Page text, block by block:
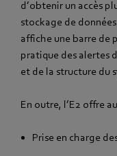
d’obtenir un accès
stockage de
affiche une barre de
pratique des alertes
et de la structure du
En outre, l’E2 offre
Prise en charge